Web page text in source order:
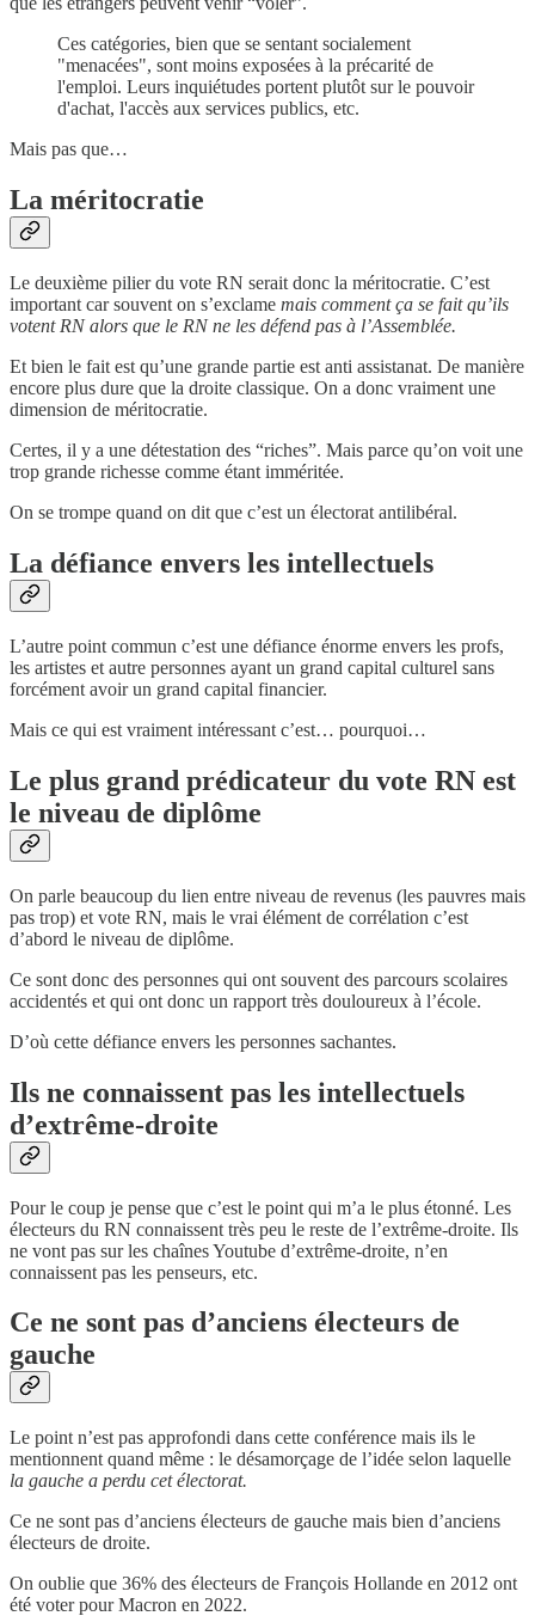
Ces catégories, bien que se sentant socialement
"menacées", sont moins exposées à la précarité de
l'emploi. Leurs inquiétudes portent plutôt sur le pouvoir
d'achat, l'accès aux services publics, etc.
Mais pas que…
La méritocratie
Le deuxième pilier du vote RN serait donc la méritocratie. C’est
important car souvent on s’exclame mais comment ça se fait qu’ils
votent RN alors que le RN ne les défend pas à l’Assemblée.
Et bien le fait est qu’une grande partie est anti assistanat. De manière
encore plus dure que la droite classique. On a donc vraiment une
dimension de méritocratie.
Certes, il y a une détestation des “riches”. Mais parce qu’on voit une
trop grande richesse comme étant imméritée.
On se trompe quand on dit que c’est un électorat antilibéral.
La défiance envers les intellectuels
L’autre point commun c’est une défiance énorme envers les profs,
les artistes et autre personnes ayant un grand capital culturel sans
forcément avoir un grand capital financier.
Mais ce qui est vraiment intéressant c’est… pourquoi…
Le plus grand prédicateur du vote RN est
le niveau de diplôme
On parle beaucoup du lien entre niveau de revenus (les pauvres mais
pas trop) et vote RN, mais le vrai élément de corrélation c’est
d’abord le niveau de diplôme.
Ce sont donc des personnes qui ont souvent des parcours scolaires
accidentés et qui ont donc un rapport très douloureux à l’école.
D’où cette défiance envers les personnes sachantes.
Ils ne connaissent pas les intellectuels
d’extrême-droite
Pour le coup je pense que c’est le point qui m’a le plus étonné. Les
électeurs du RN connaissent très peu le reste de l’extrême-droite. Ils
ne vont pas sur les chaînes Youtube d’extrême-droite, n’en
connaissent pas les penseurs, etc.
Ce ne sont pas d’anciens électeurs de
gauche
Le point n’est pas approfondi dans cette conférence mais ils le
mentionnent quand même : le désamorçage de l’idée selon laquelle
la gauche a perdu cet électorat.
Ce ne sont pas d’anciens électeurs de gauche mais bien d’anciens
électeurs de droite.
On oublie que 36% des électeurs de François Hollande en 2012 ont
été voter pour Macron en 2022.